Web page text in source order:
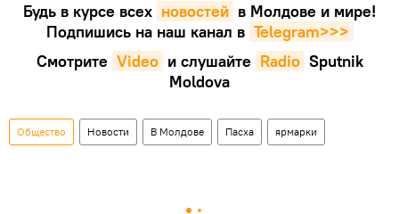
Будь в курсе всех новостей в Молдове и мире!
Подпишись на наш канал в Telegram>>>
Смотрите Video и слушайте Radio Sputnik
Moldova
Общество Новости В Молдове Пасха ярмарки